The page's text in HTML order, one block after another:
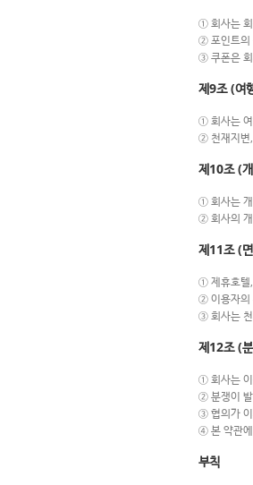
① 회사는 회
② 포인트의
③ 쿠폰은 회
제9조 (여
① 회사는 여
② 천재지변,
제10조 (
① 회사는 개
② 회사의 개
제11조 (
① 제휴호텔,
② 이용자의
③ 회사는 천
제12조 (
① 회사는 이
② 분쟁이 발
③ 협의가 이
④ 본 약관에
부칙